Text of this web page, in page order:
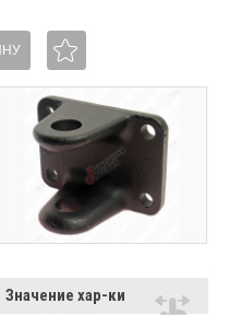
Значение хар-ки